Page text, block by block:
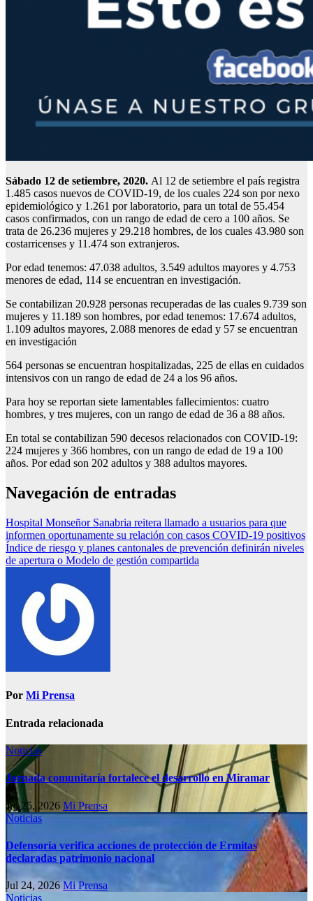
Sábado 12 de setiembre, 2020. Al 12 de setiembre el país registra
1.485 casos nuevos de COVID-19, de los cuales 224 son por nexo
epidemiológico y 1.261 por laboratorio, para un total de 55.454
casos confirmados, con un rango de edad de cero a 100 años. Se
trata de 26.236 mujeres y 29.218 hombres, de los cuales 43.980 son
costarricenses y 11.474 son extranjeros.
Por edad tenemos: 47.038 adultos, 3.549 adultos mayores y 4.753
menores de edad, 114 se encuentran en investigación.
Se contabilizan 20.928 personas recuperadas de las cuales 9.739 son
mujeres y 11.189 son hombres, por edad tenemos: 17.674 adultos,
1.109 adultos mayores, 2.088 menores de edad y 57 se encuentran
en investigación
564 personas se encuentran hospitalizadas, 225 de ellas en cuidados
intensivos con un rango de edad de 24 a los 96 años.
Para hoy se reportan siete lamentables fallecimientos: cuatro
hombres, y tres mujeres, con un rango de edad de 36 a 88 años.
En total se contabilizan 590 decesos relacionados con COVID-19:
224 mujeres y 366 hombres, con un rango de edad de 19 a 100
años. Por edad son 202 adultos y 388 adultos mayores.
Navegación de entradas
Hospital Monseñor Sanabria reitera llamado a usuarios para que
informen oportunamente su relación con casos COVID-19 positivos
Índice de riesgo y planes cantonales de prevención definirán niveles
de apertura o Modelo de gestión compartida
Por Mi Prensa
Entrada relacionada
Noticias
Jornada comunitaria fortalece el desarrollo en Miramar
Jul 25, 2026 Mi Prensa
Noticias
Defensoría verifica acciones de protección de Ermitas
declaradas patrimonio nacional
Jul 24, 2026Mi Prensa
Noticias